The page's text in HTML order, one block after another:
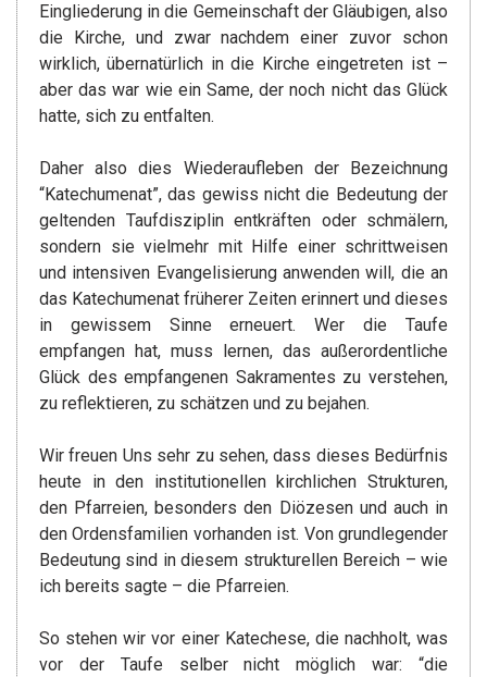
Eingliederung in die Gemeinschaft der Gläubigen, also
die Kirche, und zwar nachdem einer zuvor schon
wirklich, übernatürlich in die Kirche eingetreten ist –
aber das war wie ein Same, der noch nicht das Glück
hatte, sich zu entfalten.
Daher also dies Wiederaufleben der Bezeichnung
“Katechumenat”, das gewiss nicht die Bedeutung der
geltenden Taufdisziplin entkräften oder schmälern,
sondern sie vielmehr mit Hilfe einer schrittweisen
und intensiven Evangelisierung anwenden will, die an
das Katechumenat früherer Zeiten erinnert und dieses
in gewissem Sinne erneuert. Wer die Taufe
empfangen hat, muss lernen, das außerordentliche
Glück des empfangenen Sakramentes zu verstehen,
zu reflektieren, zu schätzen und zu bejahen.
Wir freuen Uns sehr zu sehen, dass dieses Bedürfnis
heute in den institutionellen kirchlichen Strukturen,
den Pfarreien, besonders den Diözesen und auch in
den Ordensfamilien vorhanden ist. Von grundlegender
Bedeutung sind in diesem strukturellen Bereich – wie
ich bereits sagte – die Pfarreien.
So stehen wir vor einer Katechese, die nachholt, was
vor der Taufe selber nicht möglich war: “die